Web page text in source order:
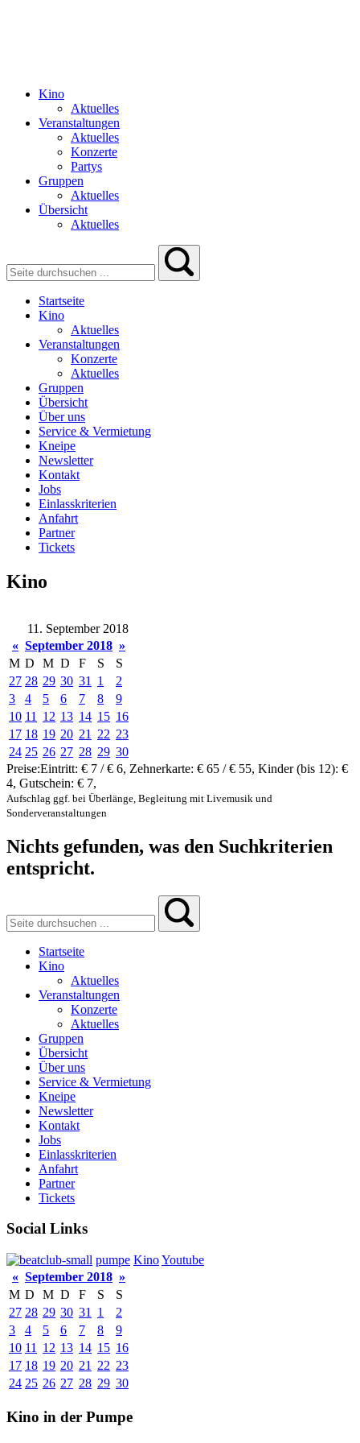
Kino
Aktuelles
Veranstaltungen
Aktuelles
Konzerte
Partys
Gruppen
Aktuelles
Übersicht
Aktuelles
Startseite
Kino
Aktuelles
Veranstaltungen
Konzerte
Aktuelles
Gruppen
Übersicht
Über uns
Service & Vermietung
Kneipe
Newsletter
Kontakt
Jobs
Einlasskriterien
Anfahrt
Partner
Tickets
Kino
11. September 2018
« September 2018 »
M D M D F S
S
27 28 29 30 31 1
2
3
4 5 6 7 8
9
10 11 12 13 14 15 16
17 18 19 20 21 22 23
24 25 26 27 28 29 30
Preise:Eintritt: € 7 / € 6, Zehnerkarte: € 65 / € 55, Kinder (bis 12): €
4, Gutschein: € 7,
Aufschlag ggf. bei Überlänge, Begleitung mit Livemusik und
Sonderveranstaltungen
Nichts gefunden, was den Suchkriterien
entspricht.
Startseite
Kino
Aktuelles
Veranstaltungen
Konzerte
Aktuelles
Gruppen
Übersicht
Über uns
Service & Vermietung
Kneipe
Newsletter
Kontakt
Jobs
Einlasskriterien
Anfahrt
Partner
Tickets
Social Links
pumpe KinoYoutube
« September 2018 »
M D M D F S
S
27 28 29 30 31 1
2
3
4 5 6 7 8
9
10 11 12 13 14 15 16
17 18 19 20 21 22 23
24 25 26 27 28 29 30
Kino in der Pumpe